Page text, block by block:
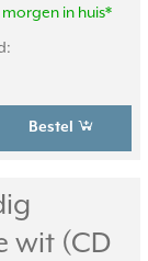
morgen in huis*
Bestel
wit (CD